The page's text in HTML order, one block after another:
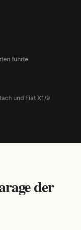
führte
und Fiat X1/9
der